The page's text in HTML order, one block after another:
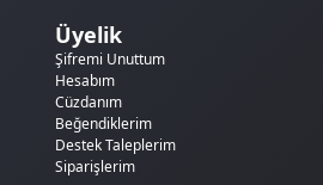
Üyelik
Şifremi Unuttum
Hesabım
Cüzdanım
Beğendiklerim
Destek Taleplerim
Siparişlerim